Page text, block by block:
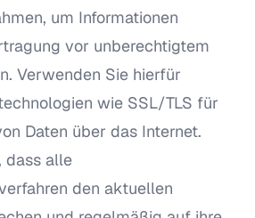
um Informationen
vor unberechtigtem
Verwenden Sie hierfür
wie SSL/TLS für
Daten über das Internet.
dass alle
den aktuellen